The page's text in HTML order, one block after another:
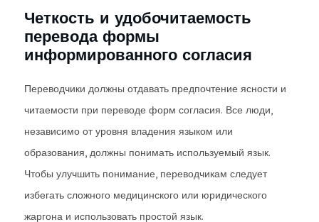
Четкость и удобочитаемость
перевода формы
информированного согласия
Переводчики должны отдавать предпочтение ясности и
читаемости при переводе форм согласия. Все люди,
независимо от уровня владения языком или
образования, должны понимать используемый язык.
Чтобы улучшить понимание, переводчикам следует
избегать сложного медицинского или юридического
жаргона и использовать простой язык.